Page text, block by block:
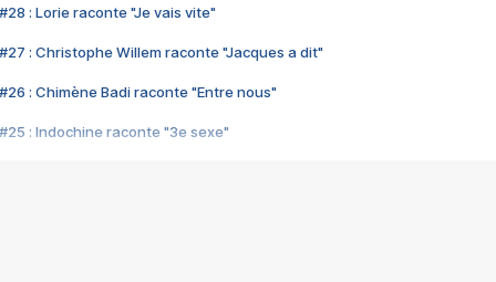
#28 : Lorie raconte "Je vais vite"
#27 : Christophe Willem raconte "Jacques a dit"
#26 : Chimène Badi raconte "Entre nous"
#25 : Indochine raconte "3e sexe"